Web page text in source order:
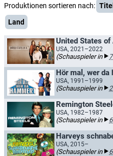
Produktionen sortieren nach:
Land
United States of
USA, 2021–2022
(Schauspieler in
Hör mal, wer
USA, 1991–1999
(Schauspieler in
Remington
USA, 1982–1987
(Schauspieler in
Harveys
USA, 2015–
(Schauspieler in